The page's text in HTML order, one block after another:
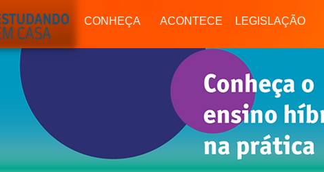
Bernoulli Sistema de Ensino Meu Bernoulli Tecnologias Educacionais
APOIO EDUCACIONAL CALENDÁRIO EVENTOS
CONHEÇA ACONTECE LEGISLAÇÃO